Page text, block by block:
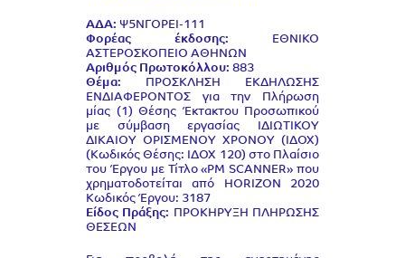
ΑΔΑ: Ψ5ΝΓΟΡΕΙ-111
Φορέας έκδοσης: ΕΘΝΙΚΟ
ΑΣΤΕΡΟΣΚΟΠΕΙΟ ΑΘΗΝΩΝ
Αριθμός Πρωτοκόλλου: 883
Θέμα: ΠΡΟΣΚΛΗΣΗ ΕΚΔΗΛΩΣΗΣ
ΕΝΔΙΑΦΕΡΟΝΤΟΣ για την Πλήρωση
μίας (1) Θέσης Έκτακτου Προσωπικού
με σύμβαση εργασίας ΙΔΙΩΤΙΚΟΥ
ΔΙΚΑΙΟΥ ΟΡΙΣΜΕΝΟΥ ΧΡΟΝΟΥ (ΙΔΟΧ)
(Κωδικός Θέσης: ΙΔΟΧ 120) στο Πλαίσιο
του Έργου με Τίτλο «PM SCANNER» που
χρηματοδοτείται από HORIZON 2020
Κωδικός Έργου: 3187
Είδος Πράξης: ΠΡΟΚΗΡΥΞΗ ΠΛΗΡΩΣΗΣ
ΘΕΣΕΩΝ